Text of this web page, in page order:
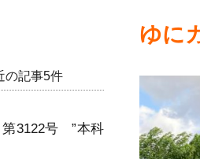
の記事5件
3122号 ”本科
ゆに